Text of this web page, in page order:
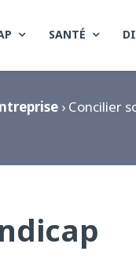
SANTÉ
› Concilier